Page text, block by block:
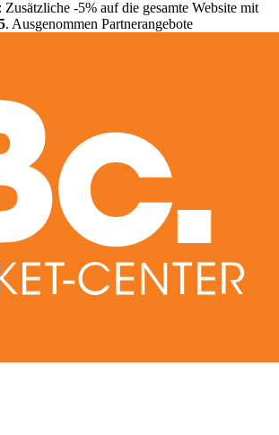
-5% auf die gesamte Website mit
. Ausgenommen Partnerangebote